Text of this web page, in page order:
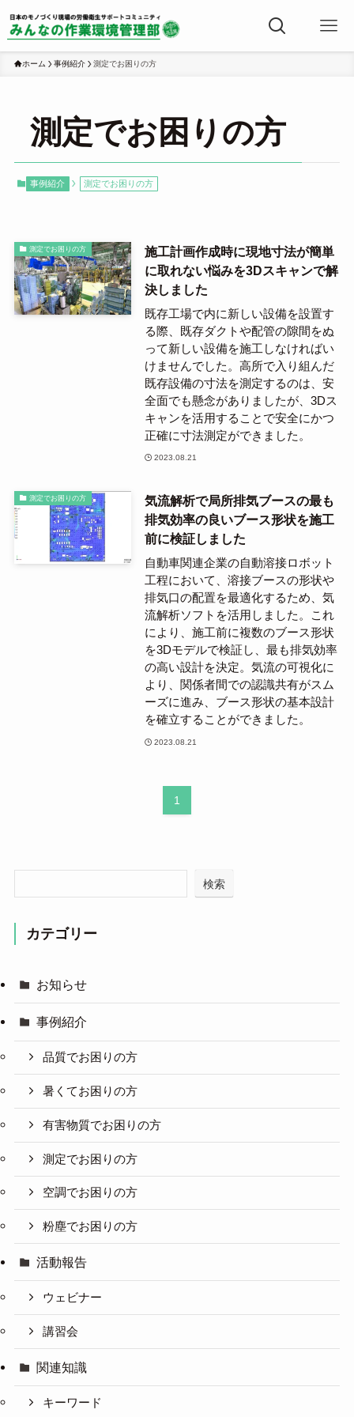
ホーム 事例紹介 測定でお困りの方
測定でお困りの方
事例紹介 測定でお困りの方
測定でお困りの方
施工計画作成時に現地寸法が簡単
に取れない悩みを3Dスキャンで解
決しました
既存工場で内に新しい設備を設置す
る際、既存ダクトや配管の隙間をぬ
って新しい設備を施工しなければい
けませんでした。高所で入り組んだ
既存設備の寸法を測定するのは、安
全面でも懸念がありましたが、3Dス
キャンを活用することで安全にかつ
正確に寸法測定ができました。
2023.08.21
測定でお困りの方
気流解析で局所排気ブースの最も
排気効率の良いブース形状を施工
前に検証しました
自動車関連企業の自動溶接ロボット
工程において、溶接ブースの形状や
排気口の配置を最適化するため、気
流解析ソフトを活用しました。これ
により、施工前に複数のブース形状
を3Dモデルで検証し、最も排気効率
の高い設計を決定。気流の可視化に
より、関係者間での認識共有がスム
ーズに進み、ブース形状の基本設計
を確立することができました。
2023.08.21
1
検索
カテゴリー
お知らせ
事例紹介
品質でお困りの方
暑くてお困りの方
有害物質でお困りの方
測定でお困りの方
空調でお困りの方
粉塵でお困りの方
活動報告
ウェビナー
講習会
関連知識
キーワード